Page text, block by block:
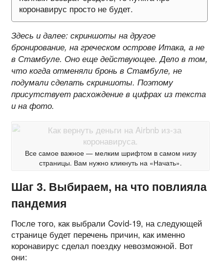
коронавирус просто не будет.
Здесь и далее: скриншоты на другое
бронирование, на греческом острове Итака, а не
в Стамбуле. Оно еще действующее. Дело в том,
что когда отменяли бронь в Стамбуле, не
подумали сделать скриншоты. Поэтому
присутствует расхождение в цифрах из текста
и на фото.
Все самое важное — мелким шрифтом в самом низу
страницы. Вам нужно кликнуть на «Начать».
Шаг 3. Выбираем, на что повлияла
пандемия
После того, как выбрали Covid-19, на следующей
странице будет перечень причин, как именно
коронавирус сделал поездку невозможной. Вот
они: